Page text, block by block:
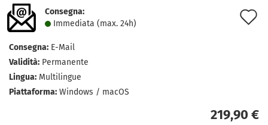
Consegna:
Immediata (max. 24h)
Consegna: E-Mail
Validità: Permanente
Lingua: Multilingue
Piattaforma: Windows / macOS
219,90 €